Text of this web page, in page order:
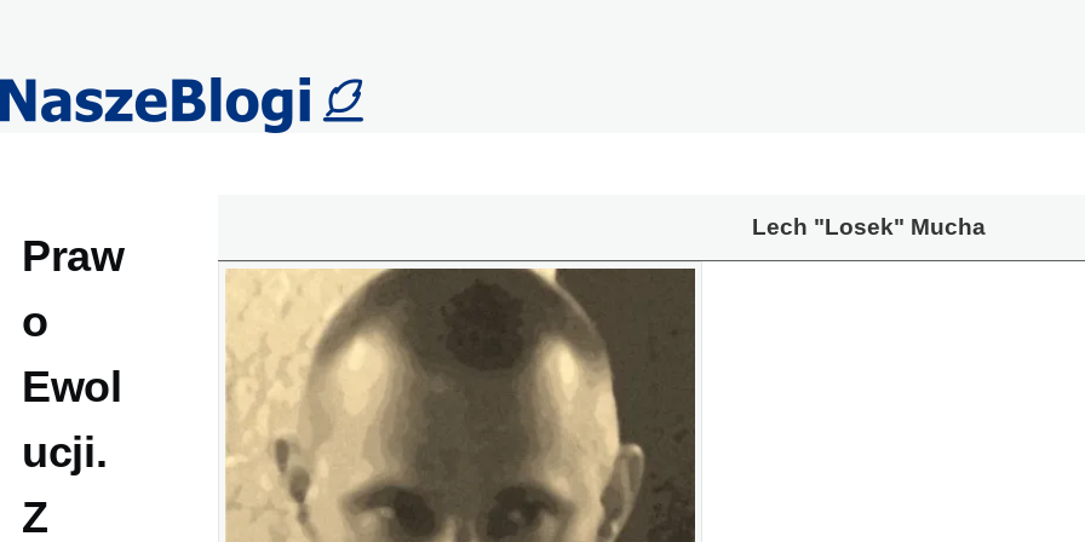
Praw
o
Ewol
ucji.
Z
Lech "Losek" Mucha